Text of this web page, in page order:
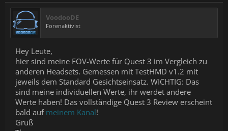
VoodooDE
Forenaktivist
Hey Leute,
hier sind meine FOV-Werte für Quest 3 im Vergleich zu
anderen Headsets. Gemessen mit TestHMD v1.2 mit
jeweils dem Standard Gesichtseinsatz. WICHTIG: Das
sind meine individuellen Werte, ihr werdet andere
Werte haben! Das vollständige Quest 3 Review erscheint
bald auf meinem Kanal!
Gruß